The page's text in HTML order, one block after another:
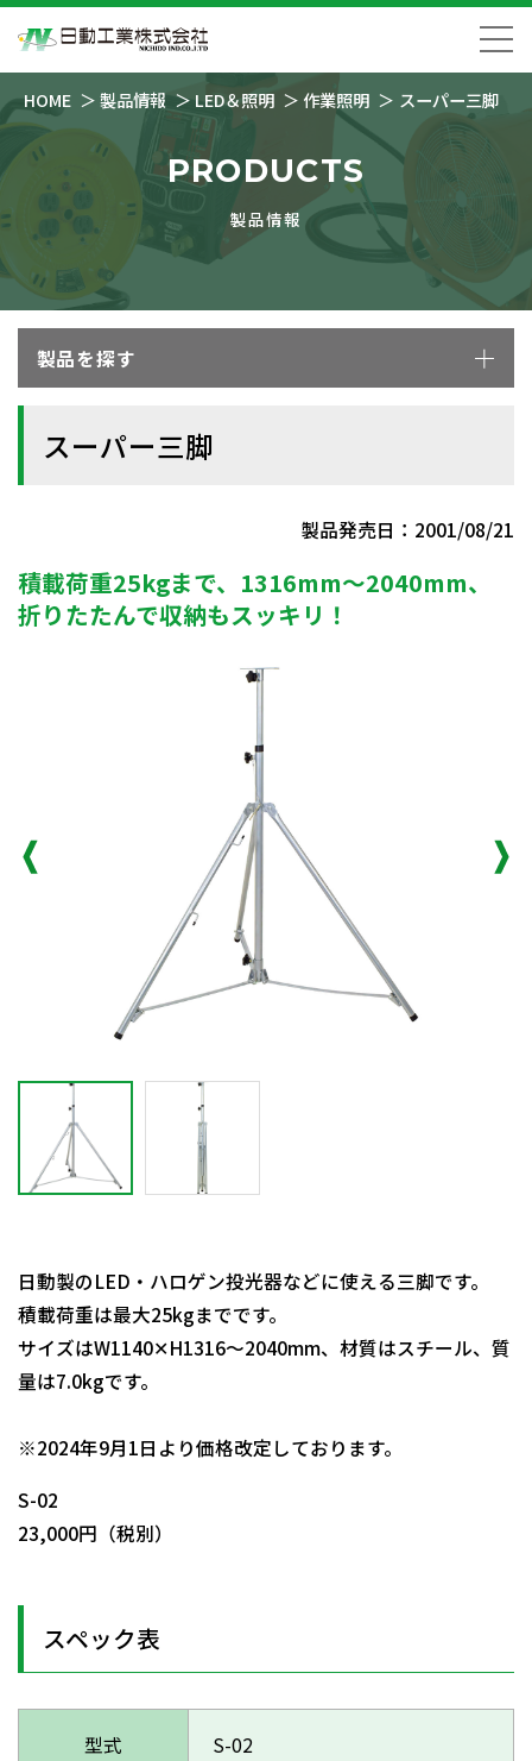
HOME 製品情報 LED＆照明 作業照明 スーパー三脚
PRODUCTS
製品情報
製品を探す
スーパー三脚
製品発売日：2001/08/21
積載荷重25kgまで、1316mm～2040mm、
折りたたんで収納もスッキリ！
日動製のLED・ハロゲン投光器などに使える三脚です。
積載荷重は最大25kgまでです。
サイズはW1140✕H1316～2040mm、材質はスチール、質
量は7.0kgです。
※2024年9月1日より価格改定しております。
S-02
23,000円（税別）
スペック表
型式 S-02